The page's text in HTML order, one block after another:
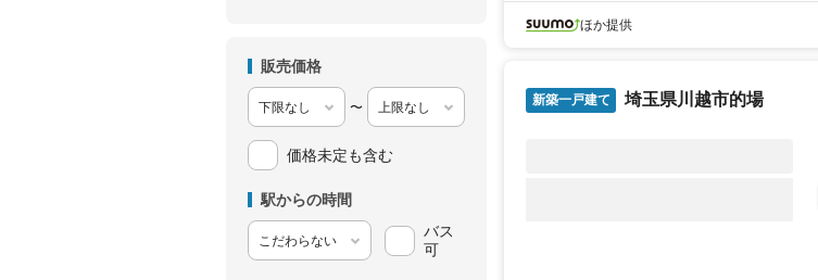
販売価格
〜
価格未定も含む
駅からの時間
バス
可
ほか提供
新築一戸建て 埼玉県川越市的場